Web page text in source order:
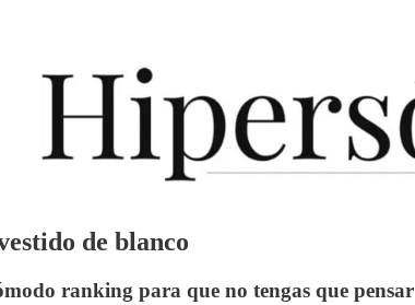
de blanco
ranking para que no tengas que pensar